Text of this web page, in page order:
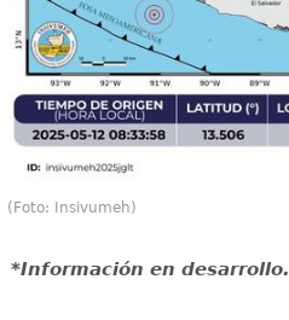
(Foto: Insivumeh)
*Información en desarrollo.